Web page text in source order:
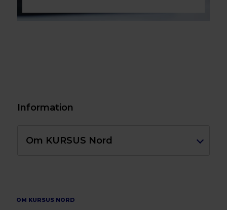
Information
Om KURSUS Nord
OM KURSUS NORD